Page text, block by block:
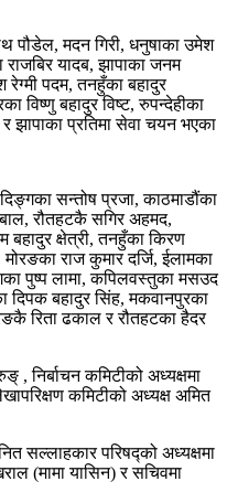
पौडेल, मदन गिरी, धनुषाका उमेश
राजबिर यादब, झापाका जनम
पदम, तनहुँका बहादुर
विष्णु बहादुर विष्ट, रुपन्देहीका
झापाका प्रतिमा सेवा चयन भएका
सन्तोष प्रजा, काठमाडौंका
रौतहटकै सगिर अहमद,
बहादुर क्षेत्री, तनहुँका किरण
राज कुमार दर्जि, ईलामका
पुष्प लामा, कपिलवस्तुका मसउद
दिपक बहादुर सिंह, मकवानपुरका
रिता ढकाल र रौतहटका हैदर
, निर्बाचन कमिटीको अध्यक्षमा
कमिटीको अध्यक्ष अमित
सल्लाहकार परिषद्को अध्यक्षमा
(मामा यासिन) र सचिवमा